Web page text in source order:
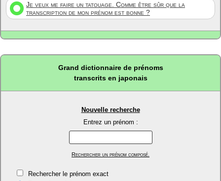
Je veux me faire un tatouage. Comme être sûr que la
transcription de mon prénom est bonne ?
Grand dictionnaire de prénoms
transcrits en japonais
Nouvelle recherche
Entrez un prénom :
Rechercher un prénom composé.
Rechercher le prénom exact